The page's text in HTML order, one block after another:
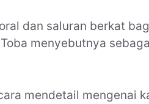
dan saluran berkat
menyebutnya
mendetail mengenai